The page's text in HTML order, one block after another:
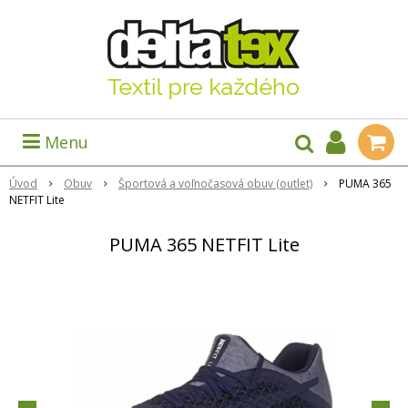
Menu
Úvod Obuv Športová a voľnočasová obuv (outlet)
PUMA 365
NETFIT Lite
PUMA 365 NETFIT Lite